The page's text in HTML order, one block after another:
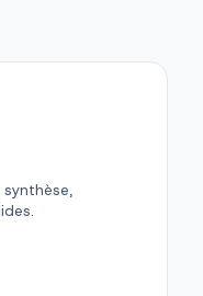
synthèse,